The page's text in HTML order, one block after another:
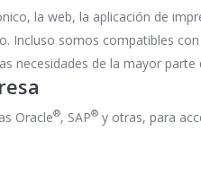
la web, la aplicación de
Incluso somos compatibles
necesidades de la mayor parte
Oracle®, SAP® y otras, para